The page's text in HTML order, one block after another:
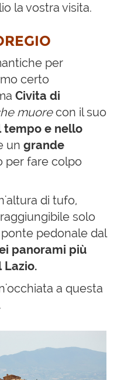
la vostra visita.
per
certo
Civita di
muorecon il suo
tempo e nello
un grande
per fare colpo
di tufo,
solo
pedonale dal
panorami più
a questa